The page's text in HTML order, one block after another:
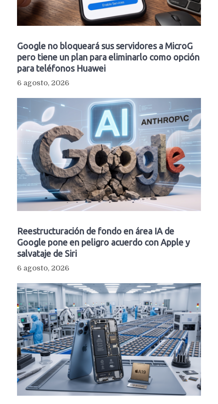
Google no bloqueará sus servidores a MicroG
pero tiene un plan para eliminarlo como opción
para teléfonos Huawei
6 agosto, 2026
Reestructuración de fondo en área IA de
Google pone en peligro acuerdo con Apple y
salvataje de Siri
6 agosto, 2026